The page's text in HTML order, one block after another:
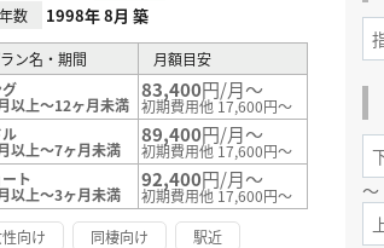
数 1998年 8月 築
ン名・期間
月額目安
以上～12ヶ月未満
83,400円/月～
初期費用他 17,600円～
以上～7ヶ月未満
89,400円/月～
初期費用他 17,600円～
ト
以上～3ヶ月未満
92,400円/月～
初期費用他 17,600円～
向け
同棲向け
駅近
～